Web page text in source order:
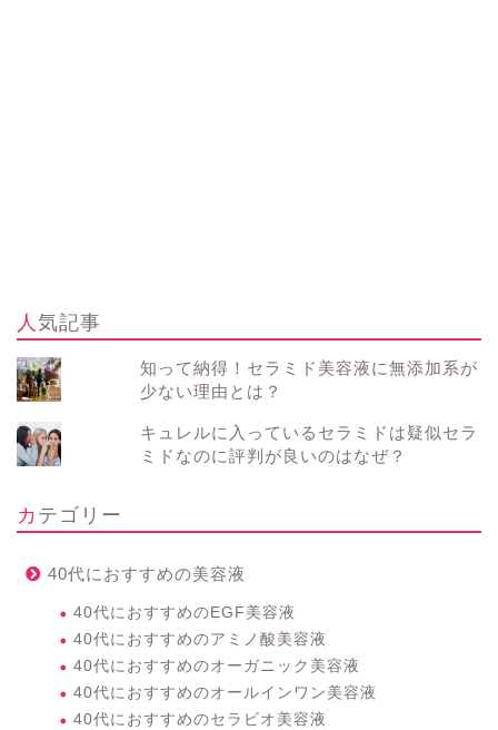
人気記事
知って納得！セラミド美容液に無添加系が
少ない理由とは？
キュレルに入っているセラミドは疑似セラ
ミドなのに評判が良いのはなぜ？
カテゴリー
40代におすすめの美容液
40代におすすめのEGF美容液
40代におすすめのアミノ酸美容液
40代におすすめのオーガニック美容液
40代におすすめのオールインワン美容液
40代におすすめのセラビオ美容液